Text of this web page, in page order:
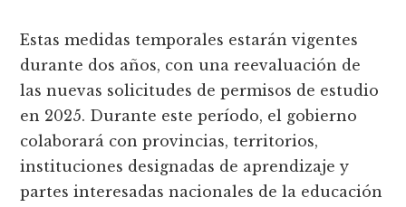
Estas medidas temporales estarán vigentes
durante dos años, con una reevaluación de
las nuevas solicitudes de permisos de estudio
en 2025. Durante este período, el gobierno
colaborará con provincias, territorios,
instituciones designadas de aprendizaje y
partes interesadas nacionales de la educación